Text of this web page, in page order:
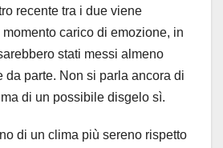
recente tra i due viene
carico di emozione, in
stati messi almeno
da parte. Non si parla ancora di
di un possibile disgelo sì.
di un clima più sereno rispetto